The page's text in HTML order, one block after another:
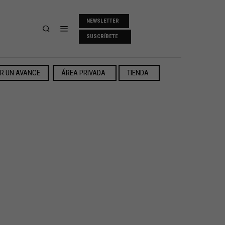
NEWSLETTER
SUSCRÍBETE
UN AVANCE ÁREA PRIVADA TIENDA